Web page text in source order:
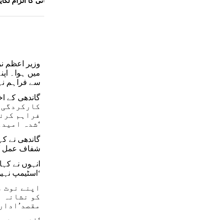
وزیر اعظم
سے فراہم نہیں کی
فراہم
شدہ امیدوار ہی منتخب ہو۔‘
شفاف عمل
انہوں نے
اسٹیمپ نہیں ہے۔ میں اس جانبدارانہ عمل میں حصہ لے کر اپنے آئینی فرض سے پیچھے نہیں ہٹ سکتا۔‘
اپنے نوٹ
کو نشانہ